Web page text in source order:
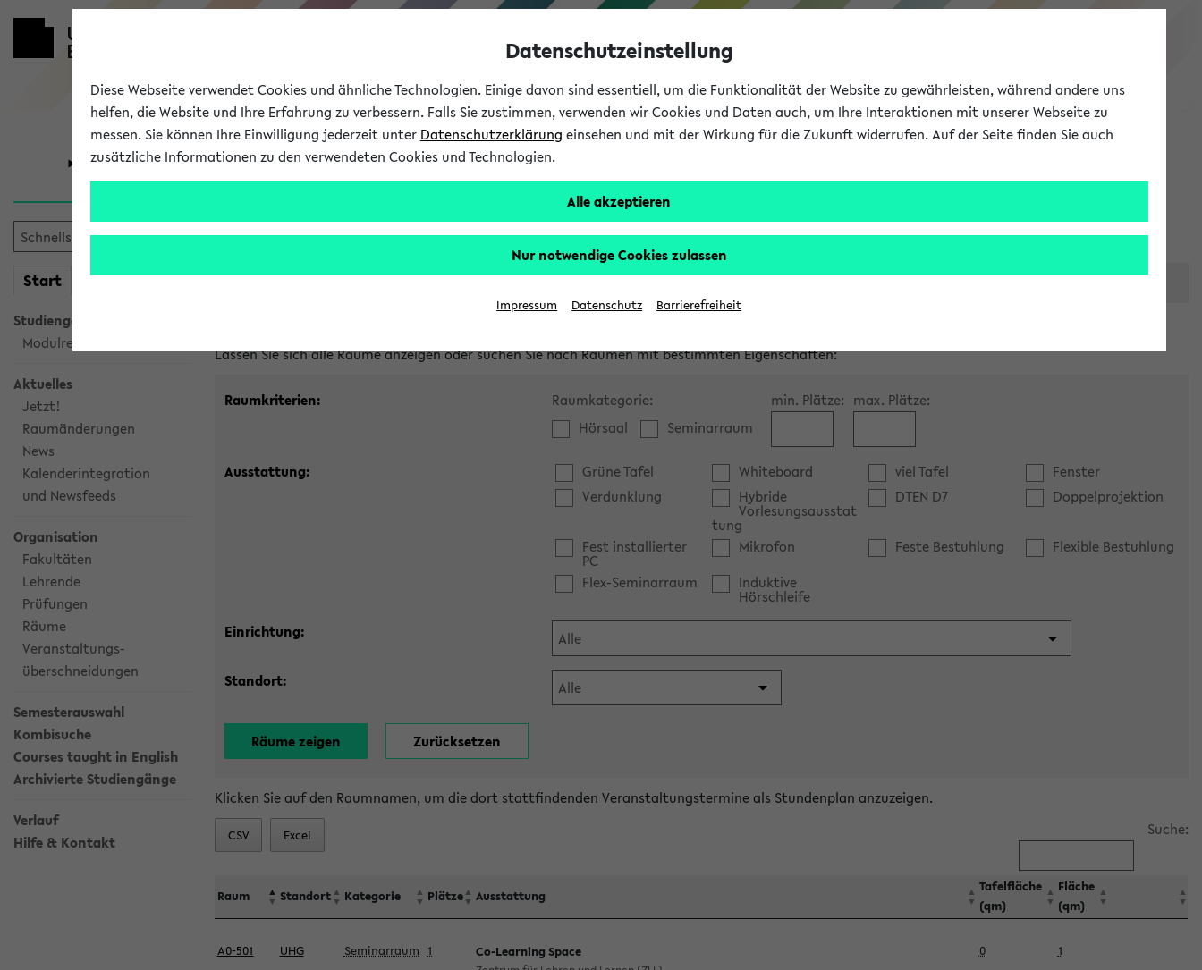
eKVV
Universität Forschung Studium
Start meineKVV
Studiengangsauswahl
Modulrecherche
Aktuelles
Jetzt!
Raumänderungen
News
Kalenderintegration
und Newsfeeds
Organisation
Fakultäten
Lehrende
Prüfungen
Räume
Veranstaltungs-
überschneidungen
Semesterauswahl
Kombisuche
Courses taught in English
Archivierte Studiengänge
Verlauf
Hilfe & Kontakt
Im eKVV verwaltete Räume
Lassen Sie sich alle Räume anzeigen oder suchen Sie nach Räumen mit bestimmten Eigenschaften:
Raumkriterien:
Raumkategorie:
Hörsaal
Seminarraum
min. Plätze: max. Plätze:
Ausstattung: Grüne Tafel Whiteboard viel Tafel
Fenster
Verdunklung
Hybride
Vorlesungsausstat
tung
DTEN D7 Doppelprojektion
Fest installierter
PC
Mikrofon Feste Bestuhlung
Flexible Bestuhlung
Flex-Seminarraum
Induktive
Hörschleife
Einrichtung:
Standort:
Klicken Sie auf den Raumnamen, um die dort stattfindenden Veranstaltungstermine als Stundenplan anzuzeigen.
CSV Excel Suche:
Raum Standort Kategorie Plätze Ausstattung
Tafelfläche
(qm)
Fläche
(qm)
A0-501 UHG Seminarraum 1 Co-Learning Space 0 1
Datenschutzeinstellung
Diese Webseite verwendet Cookies und ähnliche Technologien. Einige davon sind essentiell, um die Funktionalität der Website zu gewährleisten, während andere uns
helfen, die Website und Ihre Erfahrung zu verbessern. Falls Sie zustimmen, verwenden wir Cookies und Daten auch, um Ihre Interaktionen mit unserer Webseite zu
messen. Sie können Ihre Einwilligung jederzeit unter Datenschutzerklärung einsehen und mit der Wirkung für die Zukunft widerrufen. Auf der Seite finden Sie auch
zusätzliche Informationen zu den verwendeten Cookies und Technologien.
Alle akzeptieren
Nur notwendige Cookies zulassen
Impressum Datenschutz Barrierefreiheit